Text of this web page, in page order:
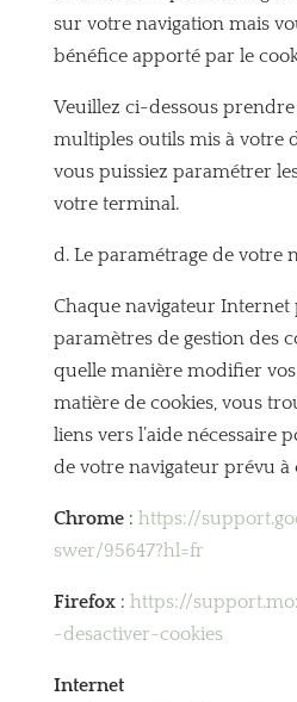
sur votre navigation mais
bénéfice apporté par le
Veuillez ci-dessous
multiples outils mis à votre
vous puissiez paramétrer
votre terminal.
d. Le paramétrage de votre
Chaque navigateur Internet
paramètres de gestion des
quelle manière modifier
matière de cookies, vous
liens vers l’aide nécessaire
de votre navigateur prévu à
Chrome: https://
swer/95647?hl=fr
Firefox: https://
-desactiver-cookies
Internet